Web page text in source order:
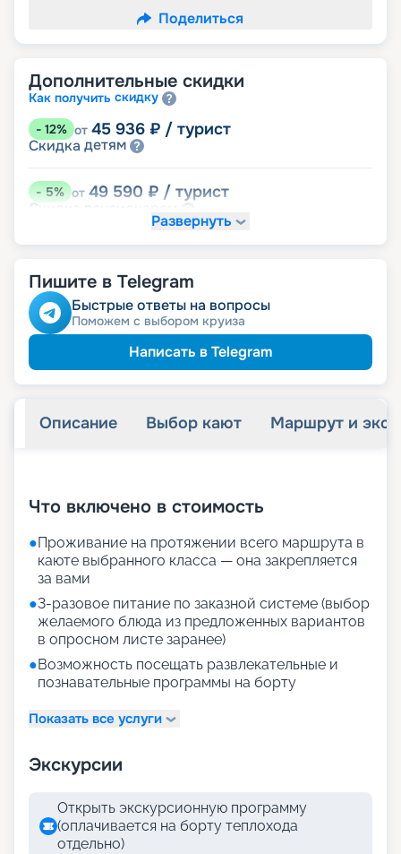
Поделиться
Дополнительные скидки
Как получить скидку
- 12% от 45 936 ₽ / турист
Скидка детям
-5% от 49 590 ₽ / турист
Скидка
именинникамРазвернуть
Пишите в Telegram
Быстрые ответы на вопросы
Поможем с выбором круиза
Написать в Telegram
Описание Выбор кают Маршрут и
Что включено в стоимость
●Проживание на протяжении всего маршрута в
каюте выбранного класса — она закрепляется
за вами
●3-разовое питание по заказной системе (выбор
желаемого блюда из предложенных вариантов
в опросном листе заранее)
●Возможность посещать развлекательные и
познавательные программы на борту
Показать все услуги
Экскурсии
Открыть экскурсионную программу
(оплачивается на борту теплохода
отдельно)